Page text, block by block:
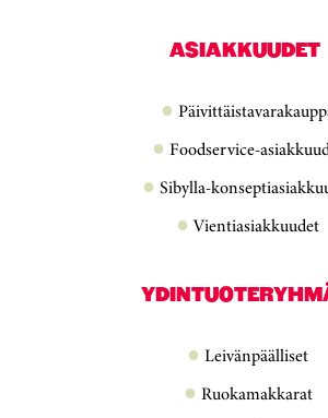
ASIAKKUUDET
Foodservice-
Sibylla-
Vientiasiakkuudet
Leivänpäälliset
Ruokamakkarat